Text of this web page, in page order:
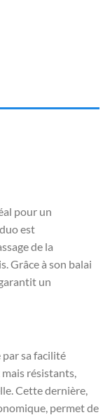
pour un
est
de la
Grâce à son balai
un
sa facilité
résistants,
Cette dernière,
permet de